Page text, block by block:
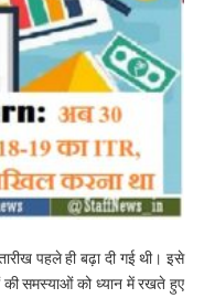
पहले ही बढ़ा दी गई थी। इसे
की समस्याओं को ध्यान में रखते हुए